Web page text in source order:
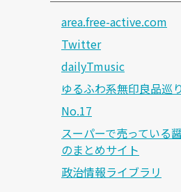
area.free-active.com
Twitter
dailyTmusic
ゆるふわ系無印良品巡り
No.17
スーパーで売っている
のまとめサイト
政治情報ライブラリ